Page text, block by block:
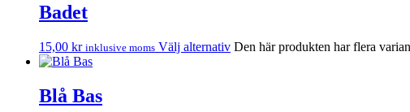
Badet
15,00 kr inklusive moms Välj alternativ Den här produkten har flera
Blå Bas